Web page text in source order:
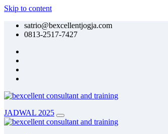
Skip to content
satrio@bexcellentjogja.com
0813-2517-7427
JADWAL 2025